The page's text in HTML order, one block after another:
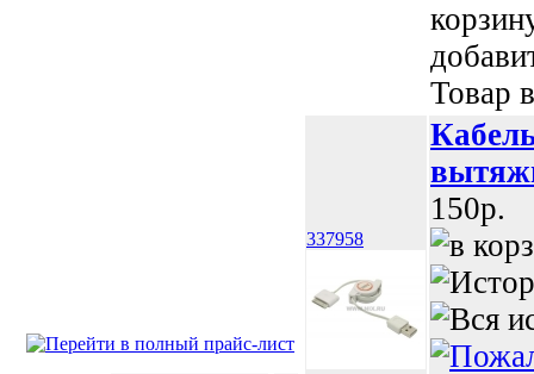
Товар
337958
150p.